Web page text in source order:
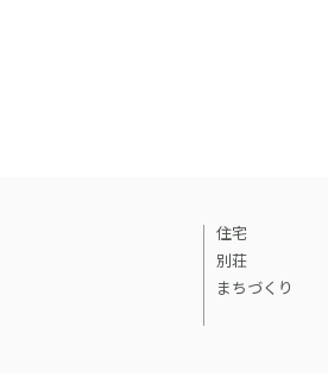
住宅
別荘
まちづくり